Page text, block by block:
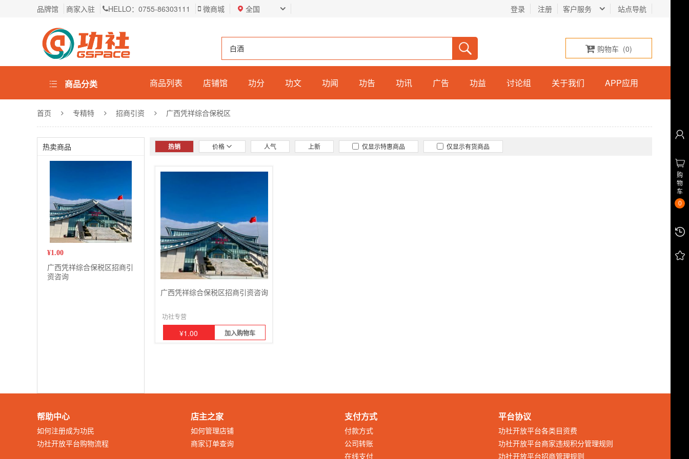
品牌馆 商家入驻 HELLO：0755-86303111 微商城 全国 客户服务 站点导航
登录 注册
购物车 (0)
商品列表 店铺馆 功分 功文 功闻 功告 功讯 广告 功益 讨论组 关于我们 APP应用
商品分类
首页 专精特 招商引资 广西凭祥综合保税区
热卖商品
¥1.00
广西凭祥综合保税区招商引
资咨询
热销 价格 人气 上新 仅显示特惠商品 仅显示有货商品
广西凭祥综合保税区招商引资咨询
功社专营
¥1.00 加入购物车
购
物
车
0
帮助中心
如何注册成为功民
功社开放平台购物流程
店主之家
如何管理店铺
商家订单查询
支付方式
付款方式
公司转账
在线支付
平台协议
功社开放平台各类目资费
功社开放平台商家违规积分管理规则
功社开放平台招商管理规则